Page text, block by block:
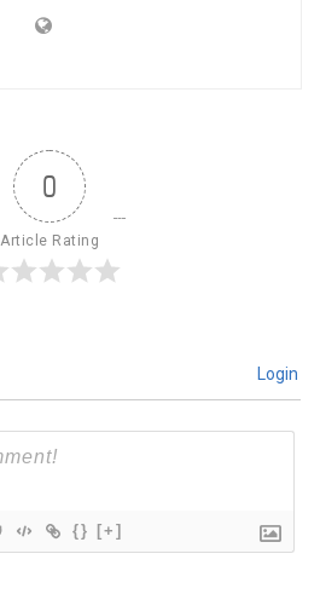
0
Article Rating
Login
{} [+]